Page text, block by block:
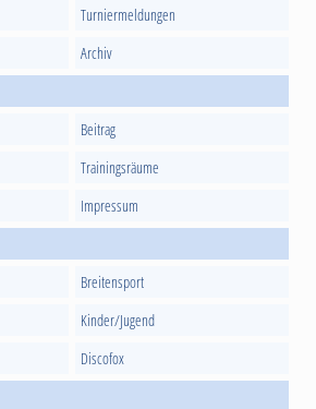
Turniermeldungen
Archiv
Beitrag
Trainingsräume
Impressum
Breitensport
Kinder/Jugend
Discofox